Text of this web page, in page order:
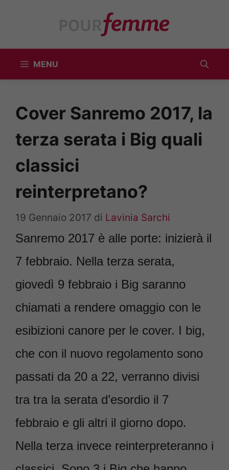
MENU
Cover Sanremo 2017, la
terza serata i Big quali
classici
reinterpretano?
19 Gennaio 2017 di Lavinia Sarchi
Sanremo 2017 è alle porte: inizierà il
7 febbraio. Nella terza serata,
giovedì 9 febbraio i Big saranno
chiamati a rendere omaggio con le
esibizioni canore per le cover. I big,
che con il nuovo regolamento sono
passati da 20 a 22, verranno divisi
tra tra la serata d’esordio il 7
febbraio e gli altri il giorno dopo.
Nella terza invece reinterpreteranno i